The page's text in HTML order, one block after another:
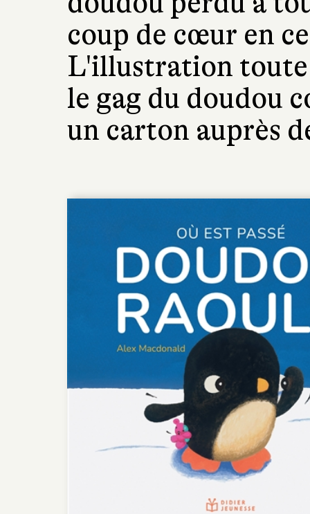
coup de cœur en
L'illustration toute
le gag du doudou
un carton auprès